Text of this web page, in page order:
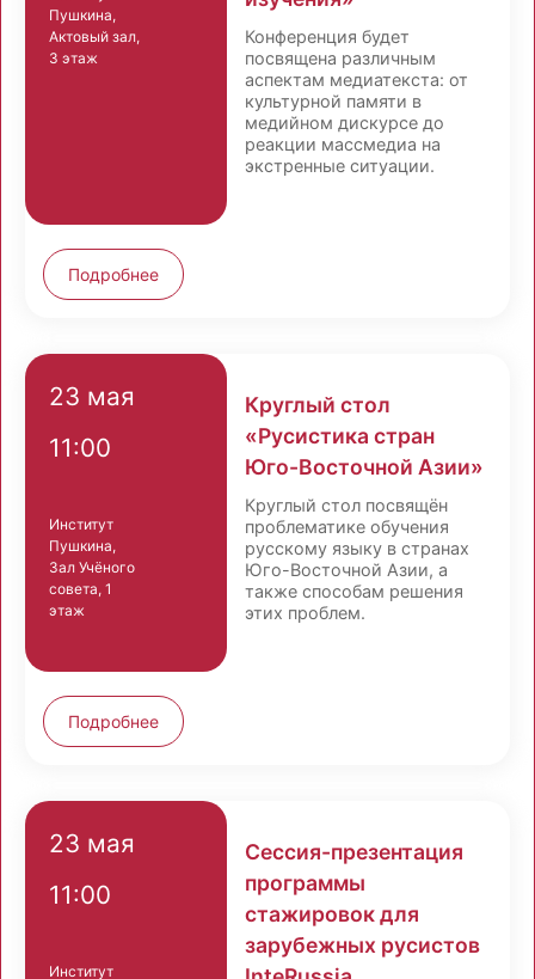
Пушкина,
Актовый зал,
3 этаж
Конференция будет
посвящена различным
аспектам медиатекста: от
культурной памяти в
медийном дискурсе до
реакции массмедиа на
экстренные ситуации.
Подробнее
23 мая
11:00
Институт
Пушкина,
Зал Учёного
совета, 1
этаж
Круглый стол
«Русистика стран
Юго-Восточной Азии»
Круглый стол посвящён
проблематике обучения
русскому языку в странах
Юго-Восточной Азии, а
также способам решения
этих проблем.
Подробнее
23 мая
11:00
Институт
Сессия-презентация
программы
стажировок для
зарубежных русистов